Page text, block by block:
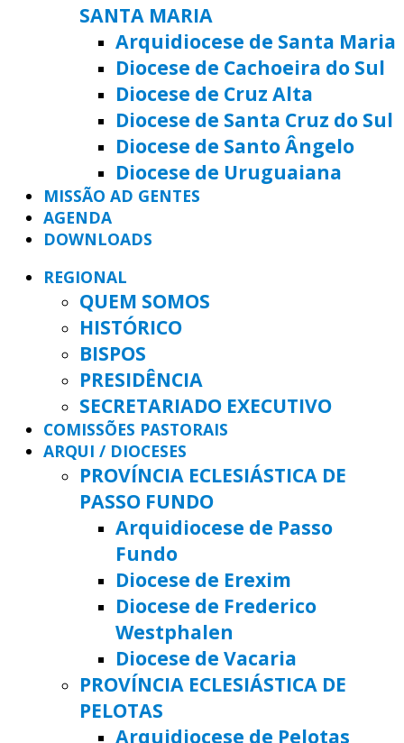
SANTA MARIA
Arquidiocese de Santa Maria
Diocese de Cachoeira do Sul
Diocese de Cruz Alta
Diocese de Santa Cruz do Sul
Diocese de Santo Ângelo
Diocese de Uruguaiana
MISSÃO AD GENTES
AGENDA
DOWNLOADS
REGIONAL
QUEM SOMOS
HISTÓRICO
BISPOS
PRESIDÊNCIA
SECRETARIADO EXECUTIVO
COMISSÕES PASTORAIS
ARQUI / DIOCESES
PROVÍNCIA ECLESIÁSTICA DE
PASSO FUNDO
Arquidiocese de Passo
Fundo
Diocese de Erexim
Diocese de Frederico
Westphalen
Diocese de Vacaria
PROVÍNCIA ECLESIÁSTICA DE
PELOTAS
Arquidiocese de Pelotas